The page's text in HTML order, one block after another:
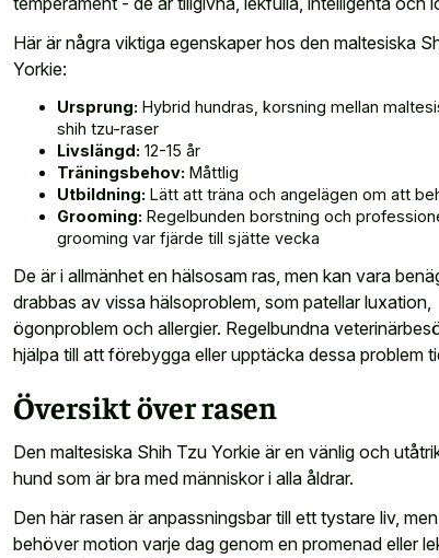
Här är några viktiga egenskaper hos den maltesiska
Yorkie:
Ursprung: Hybrid hundras, korsning mellan
shih tzu-raser
Livslängd: 12-15 år
Träningsbehov: Måttlig
Utbildning: Lätt att träna och angelägen om att
Grooming: Regelbunden borstning och
grooming var fjärde till sjätte vecka
De är i allmänhet en hälsosam ras, men kan vara
drabbas av vissa hälsoproblem, som patellar luxation,
ögonproblem och allergier. Regelbundna
hjälpa till att förebygga eller upptäcka dessa problem
Översikt över rasen
Den maltesiska Shih Tzu Yorkie är en vänlig och
hund som är bra med människor i alla åldrar.
Den här rasen är anpassningsbar till ett tystare liv,
behöver motion varje dag genom en promenad eller